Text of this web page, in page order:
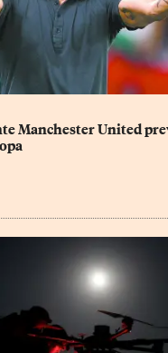
Manchester United